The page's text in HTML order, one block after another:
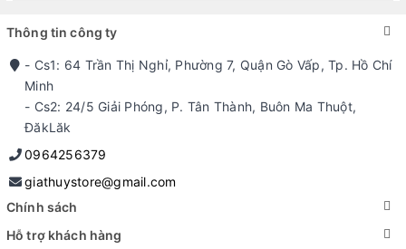
Thông tin công ty
- Cs1: 64 Trần Thị Nghỉ, Phường 7, Quận Gò Vấp, Tp. Hồ Chí
Minh
- Cs2: 24/5 Giải Phóng, P. Tân Thành, Buôn Ma Thuột,
ĐăkLăk
0964256379
giathuystore@gmail.com
Chính sách
Hỗ trợ khách hàng